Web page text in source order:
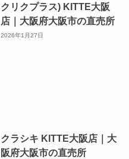
クリクプラス) KITTE大阪
店｜大阪府大阪市の直売所
2026年1月27日
クラシキ KITTE大阪店｜大
阪府大阪市の直売所